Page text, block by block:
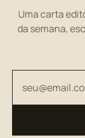
Uma carta
da semana,